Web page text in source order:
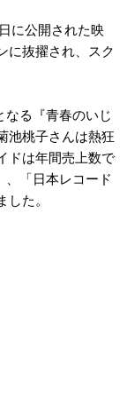
に公開された映
に抜擢され、スク
る『青春のいじ
池桃子さんは熱狂
ドは年間売上数で
「日本レコード
た。